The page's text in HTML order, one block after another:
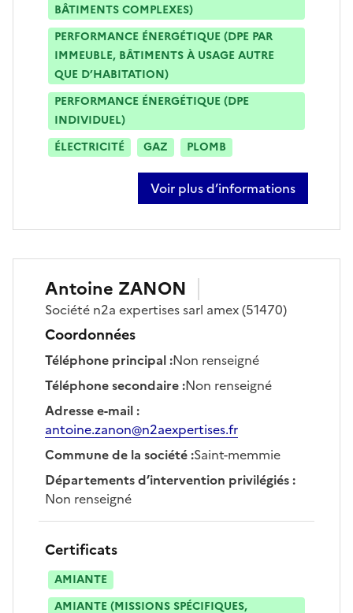
BÂTIMENTS COMPLEXES)
PERFORMANCE ÉNERGÉTIQUE (DPE PAR
IMMEUBLE, BÂTIMENTS À USAGE AUTRE
QUE D’HABITATION)
PERFORMANCE ÉNERGÉTIQUE (DPE
INDIVIDUEL)
ÉLECTRICITÉ
GAZ PLOMB
Voir plus d’informations
sur gaëtan roubinet
Antoine ZANON
Société n2a expertises sarl amex(51470)
Coordonnées
Téléphone principal:Non renseigné
Téléphone secondaire:Non renseigné
Adresse e-mail:
antoine.zanon@n2aexpertises.fr
Commune de la société:Saint-memmie
Départements d’intervention privilégiés:
Non renseigné
Certificats
AMIANTE
AMIANTE (MISSIONS SPÉCIFIQUES,